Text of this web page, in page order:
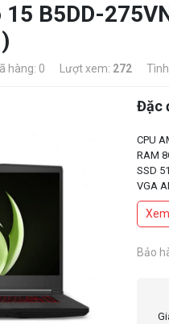
B5DD-
hàng: 0 Lượt xem: 272
Đặc
CPU
RAM
SSD
VGA
Pin
Single
Bảo